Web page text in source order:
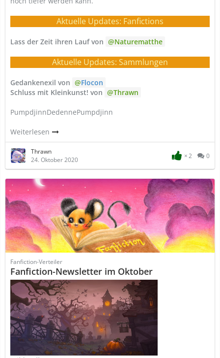
Aktuelle Updates: Fanfictions
Lass der Zeit ihren Lauf von Naturematthe
Aktuelle Updates: Sammlungen
Gedankenexil von
Flocon
Schluss mit Kleinkunst! von
Thrawn
PumpdjinnDedennePumpdjinn
Weiterlesen
Thrawn
24. Oktober 2020
2 0
Fanfiction-Verteiler
Fanfiction-Newsletter im Oktober